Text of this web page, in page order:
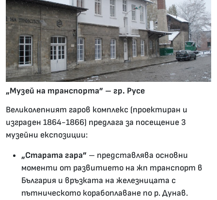
„Музей на транспорта” – гр. Русе
Великолепният гаров комплекс (проектиран и
изграден 1864-1866) предлага за посещение 3
музейни експозиции:
„Старата гара” – представлява основни
моменти от развитието на жп транспорт в
България и връзката на железницата с
пътническото корабоплаване по р. Дунав.